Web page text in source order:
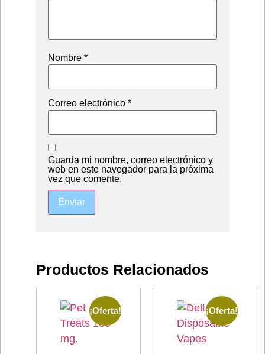
Nombre *
Correo electrónico *
Guarda mi nombre, correo electrónico y
web en este navegador para la próxima
vez que comente.
Productos Relacionados
¡Oferta! ¡Oferta!